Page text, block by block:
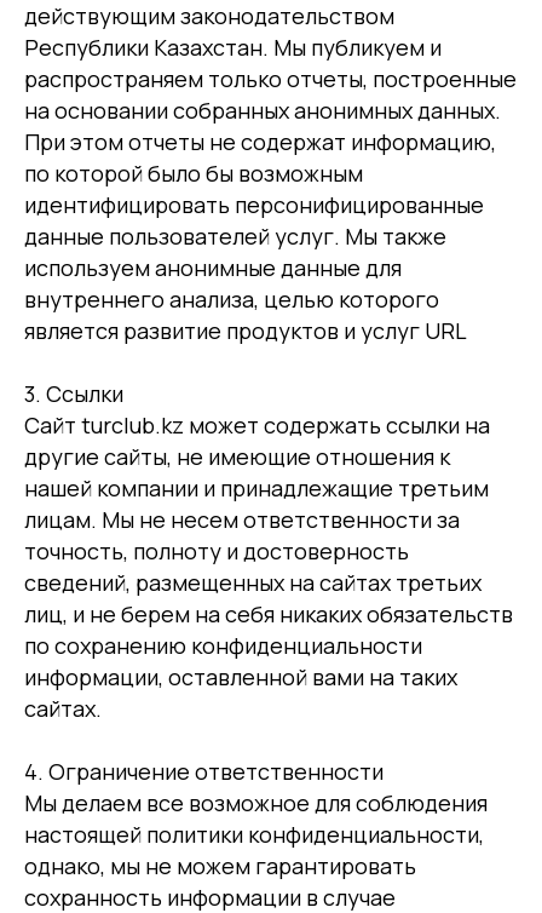
действующим законодательством
Республики Казахстан. Мы публикуем и
распространяем только отчеты, построенные
на основании собранных анонимных данных.
При этом отчеты не содержат информацию,
по которой было бы возможным
идентифицировать персонифицированные
данные пользователей услуг. Мы также
используем анонимные данные для
внутреннего анализа, целью которого
является развитие продуктов и услуг URL
3. Ссылки
Сайт turclub.kz может содержать ссылки на
другие сайты, не имеющие отношения к
нашей компании и принадлежащие третьим
лицам. Мы не несем ответственности за
точность, полноту и достоверность
сведений, размещенных на сайтах третьих
лиц, и не берем на себя никаких обязательств
по сохранению конфиденциальности
информации, оставленной вами на таких
сайтах.
4. Ограничение ответственности
Мы делаем все возможное для соблюдения
настоящей политики конфиденциальности,
однако, мы не можем гарантировать
сохранность информации в случае